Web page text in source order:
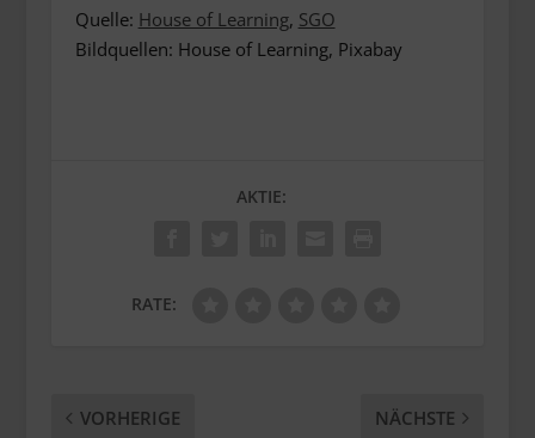
Quelle: House of Learning, SGO
Bildquellen: House of Learning, Pixabay
AKTIE:
RATE:
VORHERIGE NÄCHSTE